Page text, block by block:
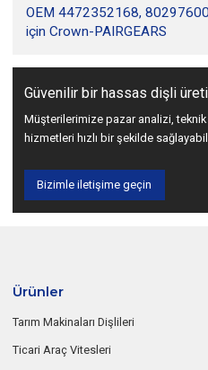
OEM 4472352168,
için Crown-PAIRGEARS
Güvenilir bir hassas dişli
Müşterilerimize pazar analizi,
hizmetleri hızlı bir şekilde
Bizimle iletişime geçin
Ürünler
Tarım Makinaları Dişlileri
Ticari Araç Vitesleri